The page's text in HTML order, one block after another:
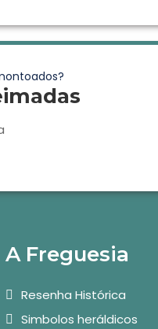
A Freguesia
Resenha Histórica
Simbolos heráldicos